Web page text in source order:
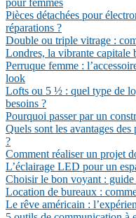
pour femmes
Pièces détachées pour
réparations ?
Double ou triple vitrage :
Londres, la vibrante capitale
Perruque femme :
look
Lofts ou 5 ½ : quel type de
besoins ?
Pourquoi passer par un
Quels sont les avantages
?
Comment réaliser un projet
L’éclairage LED pour un
Choisir le bon voyant : guide
Location de bureaux :
Le rêve américain :